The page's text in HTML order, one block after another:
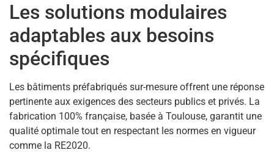
Les solutions modulaires
adaptables aux besoins
spécifiques
Les bâtiments préfabriqués sur-mesure offrent une réponse
pertinente aux exigences des secteurs publics et privés. La
fabrication 100% française, basée à Toulouse, garantit une
qualité optimale tout en respectant les normes en vigueur
comme la RE2020.